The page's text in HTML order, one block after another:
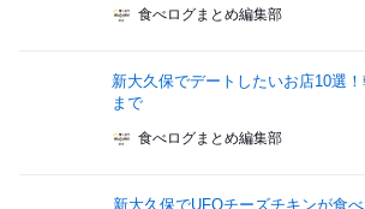
食べログまとめ編集部
新大久保でデートしたいお店10選
まで
食べログまとめ編集部
新大久保でUFOチーズチキンが食